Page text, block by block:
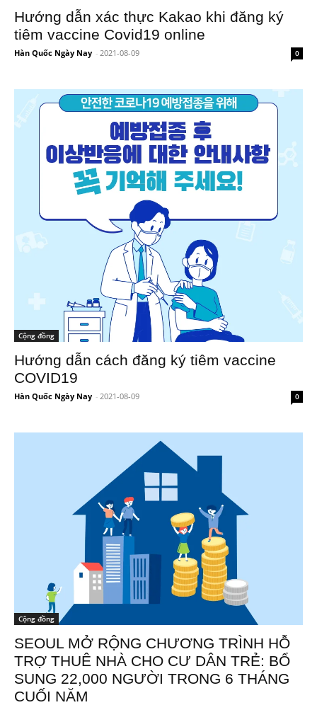
Hướng dẫn xác thực Kakao khi đăng ký
tiêm vaccine Covid19 online
Hàn Quốc Ngày Nay - 2021-08-09 0
Cộng đồng
Hướng dẫn cách đăng ký tiêm vaccine
COVID19
Hàn Quốc Ngày Nay - 2021-08-09 0
Cộng đồng
SEOUL MỞ RỘNG CHƯƠNG TRÌNH HỖ
TRỢ THUÊ NHÀ CHO CƯ DÂN TRẺ: BỔ
SUNG 22,000 NGƯỜI TRONG 6 THÁNG
CUỐI NĂM